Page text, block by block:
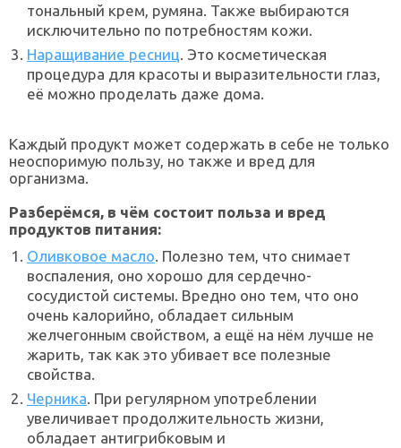
тональный крем, румяна. Также выбираются
исключительно по потребностям кожи.
Наращивание ресниц. Это косметическая
процедура для красоты и выразительности глаз,
её можно проделать даже дома.
Каждый продукт может содержать в себе не только
неоспоримую пользу, но также и вред для
организма.
Разберёмся, в чём состоит польза и вред
продуктов питания:
Оливковое масло. Полезно тем, что снимает
воспаления, оно хорошо для сердечно-
сосудистой системы. Вредно оно тем, что оно
очень калорийно, обладает сильным
желчегонным свойством, а ещё на нём лучше не
жарить, так как это убивает все полезные
свойства.
Черника. При регулярном употреблении
увеличивает продолжительность жизни,
обладает антигрибковым и